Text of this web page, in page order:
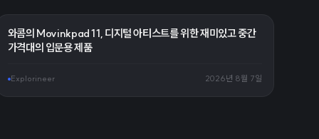
와콤의 Movinkpad 11, 디지털 아티스트를 위한 재미있고 중간
가격대의 입문용 제품
Explorineer 2026년 8월 7일